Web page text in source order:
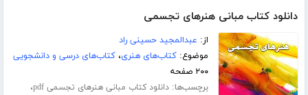
دانلود کتاب مبانی هنرهای تجسمی
از: عبدالمجید حسینی راد
موضوع:کتاب‌های هنری،کتاب‌های درسی و دانشجویی
۲۰۰ صفحه
برچسب‌ها:دانلود کتاب مبانی هنرهای تجسمی pdf ،